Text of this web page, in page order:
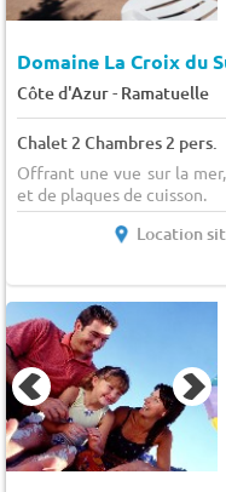
Domaine La Croix du
Côte d'Azur- Ramatuelle
Chalet 2 Chambres 2 pers.
Offrant une vue sur la
et de plaques de cuisson.
Location